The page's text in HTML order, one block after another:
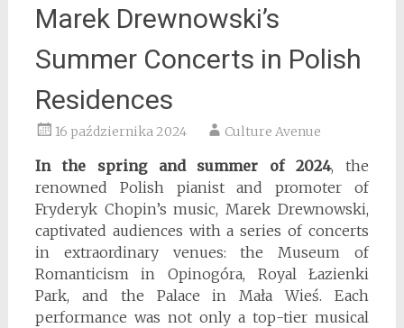
Marek Drewnowski’s
Summer Concerts in Polish
Residences
16 października 2024 Culture Avenue
In the spring and summer of 2024, the
renowned Polish pianist and promoter of
Fryderyk Chopin’s music, Marek Drewnowski,
captivated audiences with a series of concerts
in extraordinary venues: the Museum of
Romanticism in Opinogóra, Royal Łazienki
Park, and the Palace in Mała Wieś. Each
performance was not only a top-tier musical